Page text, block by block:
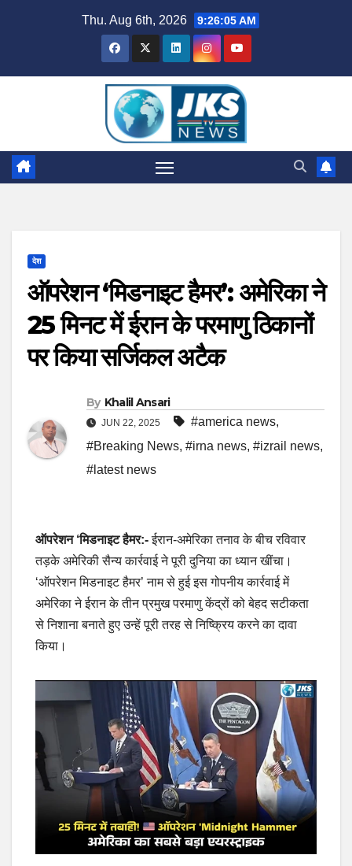
Thu. Aug 6th, 2026 9:26:06 AM
देश
ऑपरेशन ‘मिडनाइट हैमर’: अमेरिका ने
25 मिनट में ईरान के परमाणु ठिकानों
पर किया सर्जिकल अटैक
By Khalil Ansari
JUN 22, 2025 #america news,
#Breaking News, #irna news, #izrail news,
#latest news
ऑपरेशन ‘मिडनाइट हैमर:-ईरान-अमेरिका तनाव के बीच रविवार
तड़के अमेरिकी सैन्य कार्रवाई ने पूरी दुनिया का ध्यान खींचा।
‘ऑपरेशन मिडनाइट हैमर’ नाम से हुई इस गोपनीय कार्रवाई में
अमेरिका ने ईरान के तीन प्रमुख परमाणु केंद्रों को बेहद सटीकता
से निशाना बनाते हुए उन्हें पूरी तरह से निष्क्रिय करने का दावा
किया।